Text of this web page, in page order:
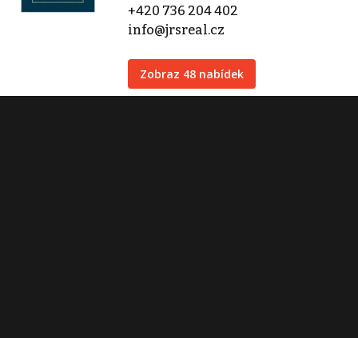
+420 736 204 402
info@jrsreal.cz
Zobraz 48 nabídek